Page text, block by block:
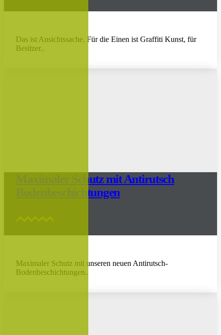
Das ist Ansichtssache. Für die Einen ist Graffiti Kunst, für
Besitzer..
Maximaler Schutz mit Antirutsch
Bodenbeschichtungen
Maximaler Schutz mit unseren neuen Antirutsch-
Bodenbeschichtungen..